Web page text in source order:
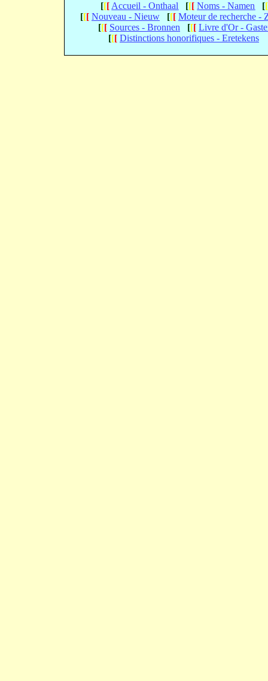
[[[ Accueil - Onthaal [[[ Noms - Namen [[
[[[ Nouveau - Nieuw [[[ Moteur de recherche -
[[[ Sources - Bronnen [[[ Livre d'Or -
[[[ Distinctions honorifiques - Eretekens